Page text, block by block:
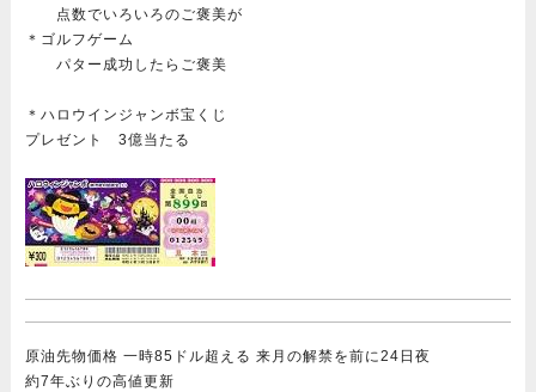
点数でいろいろのご褒美が
＊ゴルフゲーム
パター成功したらご褒美
＊ハロウインジャンボ宝くじ
プレゼント 3億当たる
原油先物価格 一時85ドル超える 来月の解禁を前に24日夜
約7年ぶりの高値更新